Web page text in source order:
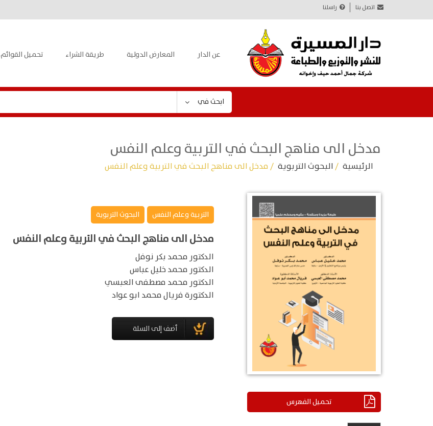
اتصل بنا راسلنا
عن الدار المعارض الدولية طريقة الشراء تحميل القوائم
ابحث في
مدخل الى مناهج البحث في التربية وعلم النفس
الرئيسية /البحوث التربوية / مدخل الى مناهج البحث في التربية وعلم النفس
تحميل الفهرس
التربية وعلم النفس البحوث التربوية
مدخل الى مناهج البحث في التربية وعلم النفس
الدكتور محمد بكر نوفل
الدكتور محمد خليل عباس
الدكتور محمد مصطفى العبسي
الدكتورة فريال محمد ابو عواد